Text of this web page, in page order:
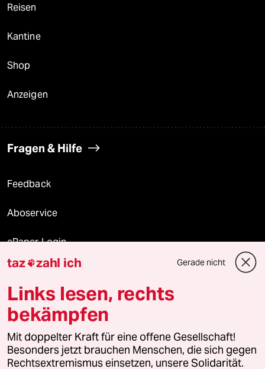
Reisen
Kantine
Shop
Anzeigen
Fragen & Hilfe
Feedback
Aboservice
ePaper Login
Downloads für Abonnierende
© 2026 taz Verlags und Vertriebs GmbH
Alle Rechte vorbehalten. Bei rechtlichen Fragen oder für Genehmigungen
wenden Sie sich bitte an lizenzen@taz.de
taz zahl ich Gerade nicht
Links lesen, rechts
bekämpfen
Mit doppelter Kraft für eine offene Gesellschaft!
Besonders jetzt brauchen Menschen, die sich gegen
Rechtsextremismus einsetzen, unsere Solidarität.